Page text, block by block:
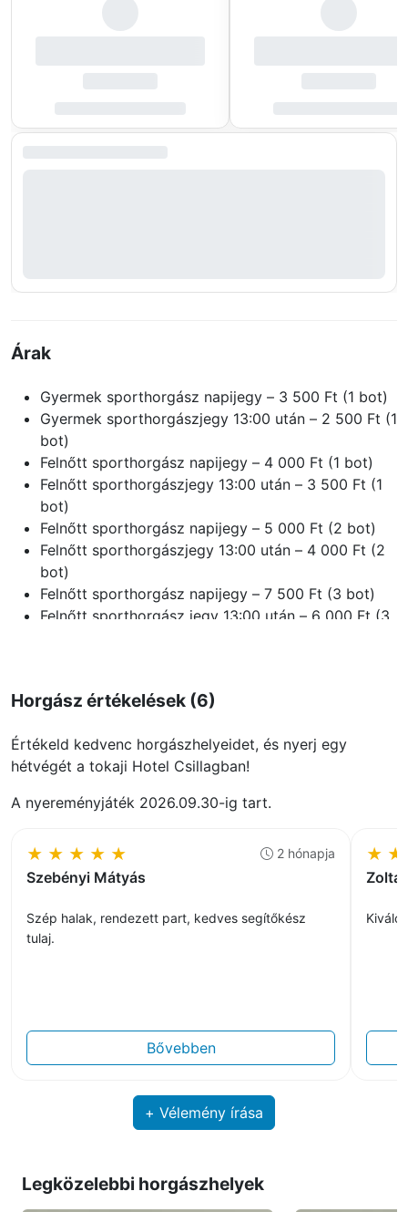
Árak
Gyermek sporthorgász napijegy – 3 500 Ft (1 bot)
Gyermek sporthorgászjegy 13:00 után – 2 500 Ft (1
bot)
Felnőtt sporthorgász napijegy – 4 000 Ft (1 bot)
Felnőtt sporthorgászjegy 13:00 után – 3 500 Ft (1
bot)
Felnőtt sporthorgász napijegy – 5 000 Ft (2 bot)
Felnőtt sporthorgászjegy 13:00 után – 4 000 Ft (2
bot)
Felnőtt sporthorgász napijegy – 7 500 Ft (3 bot)
Felnőtt sporthorgász jegy 13:00 után – 6 000 Ft (3
Horgász értékelések (6)
Értékeld kedvenc horgászhelyeidet, és nyerj egy
hétvégét a tokaji Hotel Csillagban!
A nyereményjáték 2026.09.30-ig tart.
★ ★ ★ ★ ★
Szebényi Mátyás
2 hónapja
Szép halak, rendezett part, kedves segítőkész
tulaj.
Bővebben
★ ★
Kiváló
+ Vélemény írása
Legközelebbi horgászhelyek